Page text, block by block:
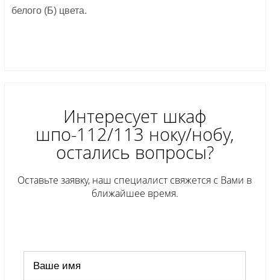
белого (Б) цвета.
Интересует шкаф
шпо-112/113 ноку/нобу,
остались вопросы?
Оставьте заявку, наш специалист свяжется с Вами в
ближайшее время.